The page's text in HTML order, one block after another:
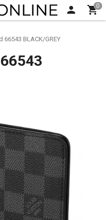
66543 BLACK/GREY